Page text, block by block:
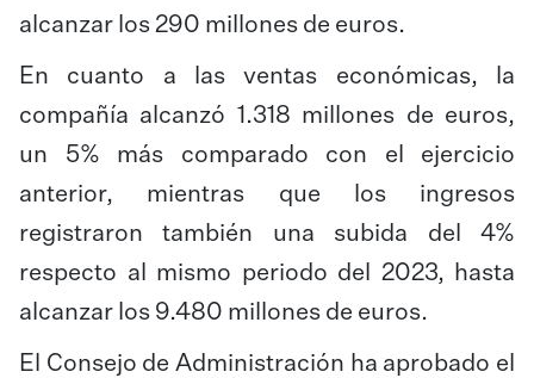
alcanzar los 290 millones de euros.
En cuanto a las ventas económicas, la
compañía alcanzó 1.318 millones de euros,
un 5% más comparado con el ejercicio
anterior, mientras que los ingresos
registraron también una subida del 4%
respecto al mismo periodo del 2023, hasta
alcanzar los 9.480 millones de euros.
El Consejo de Administración ha aprobado el